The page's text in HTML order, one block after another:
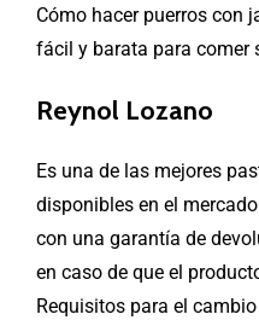
Cómo hacer puerros con
fácil y barata para comer
Reynol Lozano
Es una de las mejores
disponibles en el
con una garantía de
en caso de que el
Requisitos para el